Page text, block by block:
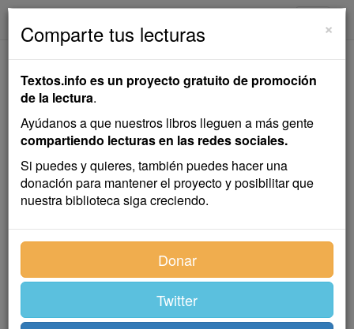
El asteroide sobre el
propio tejado
Cristóbal Miró Fernández
Reflexión
Un navío con velas encontradas no camina, es una
cita que acuñó el rey borbón, el español Carlos III. Las
dos cabras que se enfrentan sobre el tronco jamás
llegarán a nada, tan solo a caer ambas al río sobre el
que luchan enconada y estúpidamente, y con mucha
×
Comparte tus lecturas
Textos.info es un proyecto gratuito de promoción
de la lectura.
Ayúdanos a que nuestros libros lleguen a más gente
compartiendo lecturas en las redes sociales.
Si puedes y quieres, también puedes hacer una
donación para mantener el proyecto y posibilitar que
nuestra biblioteca siga creciendo.
Donar
Twitter